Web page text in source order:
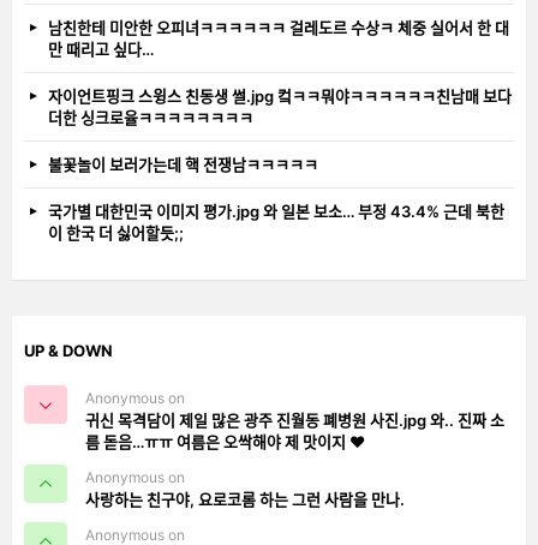
남친한테 미안한 오피녀ㅋㅋㅋㅋㅋㅋ 걸레도르 수상ㅋ 체중 실어서 한 대
만 때리고 싶다…
자이언트핑크 스윙스 친동생 썰.jpg 컼ㅋㅋ뭐야ㅋㅋㅋㅋㅋㅋ친남매 보다
더한 싱크로율ㅋㅋㅋㅋㅋㅋㅋㅋ
불꽃놀이 보러가는데 핵 전쟁남ㅋㅋㅋㅋㅋ
국가별 대한민국 이미지 평가.jpg 와 일본 보소… 부정 43.4% 근데 북한
이 한국 더 싫어할듯;;
UP & DOWN
Anonymous on
귀신 목격담이 제일 많은 광주 진월동 폐병원 사진.jpg 와.. 진짜 소
름 돋음…ㅠㅠ 여름은 오싹해야 제 맛이지 ❤️
Anonymous on
사랑하는 친구야, 요로코롬 하는 그런 사람을 만나.
Anonymous on